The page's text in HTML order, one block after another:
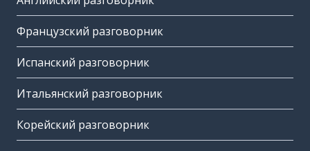
Французский разговорник
Испанский разговорник
Итальянский разговорник
Корейский разговорник